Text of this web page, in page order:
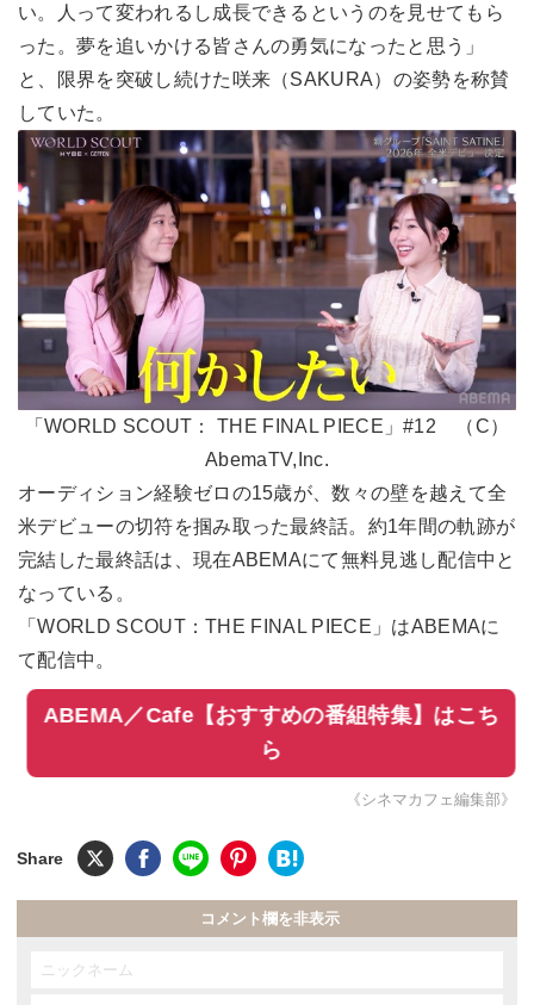
い。人って変われるし成長できるというのを見せてもら
った。夢を追いかける皆さんの勇気になったと思う」
と、限界を突破し続けた咲来（SAKURA）の姿勢を称賛
していた。
「WORLD SCOUT： THE FINAL PIECE」#12 （C）
AbemaTV,Inc.
オーディション経験ゼロの15歳が、数々の壁を越えて全
米デビューの切符を掴み取った最終話。約1年間の軌跡が
完結した最終話は、現在ABEMAにて無料見逃し配信中と
なっている。
「WORLD SCOUT：THE FINAL PIECE」はABEMAに
て配信中。
ABEMA／Cafe【おすすめの番組特集】はこち
ら
《シネマカフェ編集部》
コメント欄を非表示